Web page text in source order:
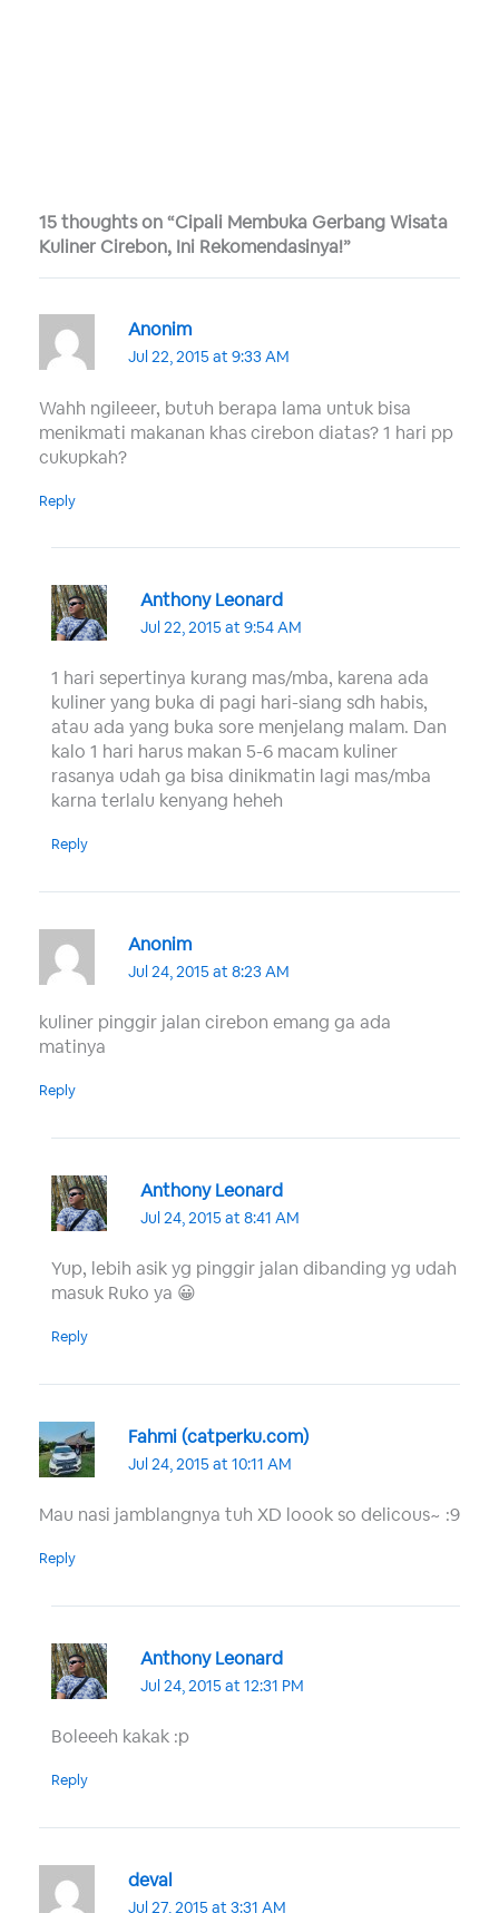
15 thoughts on “Cipali Membuka Gerbang Wisata
Kuliner Cirebon, Ini Rekomendasinya!”
Anonim
Jul 22, 2015 at 9:33 AM
Wahh ngileeer, butuh berapa lama untuk bisa
menikmati makanan khas cirebon diatas? 1 hari pp
cukupkah?
Reply
Anthony Leonard
Jul 22, 2015 at 9:54 AM
1 hari sepertinya kurang mas/mba, karena ada
kuliner yang buka di pagi hari-siang sdh habis,
atau ada yang buka sore menjelang malam. Dan
kalo 1 hari harus makan 5-6 macam kuliner
rasanya udah ga bisa dinikmatin lagi mas/mba
karna terlalu kenyang heheh
Reply
Anonim
Jul 24, 2015 at 8:23 AM
kuliner pinggir jalan cirebon emang ga ada
matinya
Reply
Anthony Leonard
Jul 24, 2015 at 8:41 AM
Yup, lebih asik yg pinggir jalan dibanding yg udah
masuk Ruko ya 😀
Reply
Fahmi (catperku.com)
Jul 24, 2015 at 10:11 AM
Mau nasi jamblangnya tuh XD loook so delicous~ :9
Reply
Anthony Leonard
Jul 24, 2015 at 12:31 PM
Boleeeh kakak :p
Reply
deval
Jul 27, 2015 at 3:31 AM